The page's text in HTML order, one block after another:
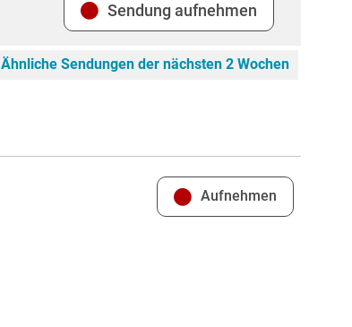
Sendung aufnehmen
Ähnliche Sendungen der nächsten 2 Wochen
Aufnehmen